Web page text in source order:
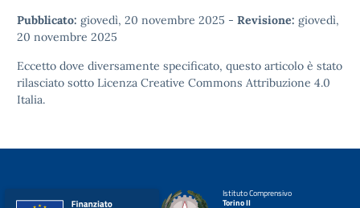
Pubblicato: giovedì, 20 novembre 2025 - Revisione: giovedì,
20 novembre 2025
Eccetto dove diversamente specificato, questo articolo è stato
rilasciato sotto Licenza Creative Commons Attribuzione 4.0
Italia.
Istituto Comprensivo
Torino II